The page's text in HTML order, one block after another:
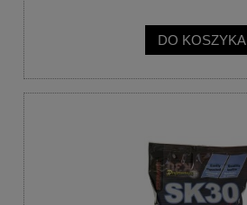
DO KOSZYKA